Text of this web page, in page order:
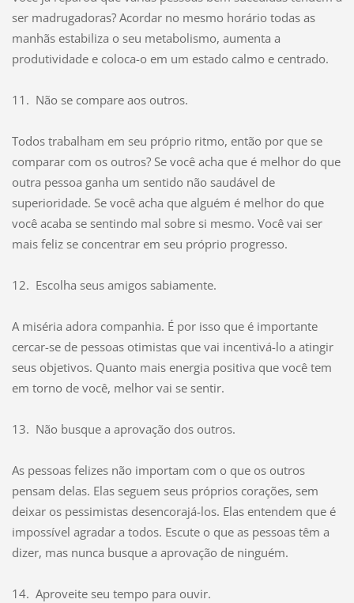
ser madrugadoras? Acordar no mesmo horário todas as
manhãs estabiliza o seu metabolismo, aumenta a
produtividade e coloca-o em um estado calmo e centrado.
11. Não se compare aos outros.
Todos trabalham em seu próprio ritmo, então por que se
comparar com os outros? Se você acha que é melhor do que
outra pessoa ganha um sentido não saudável de
superioridade. Se você acha que alguém é melhor do que
você acaba se sentindo mal sobre si mesmo. Você vai ser
mais feliz se concentrar em seu próprio progresso.
12. Escolha seus amigos sabiamente.
A miséria adora companhia. É por isso que é importante
cercar-se de pessoas otimistas que vai incentivá-lo a atingir
seus objetivos. Quanto mais energia positiva que você tem
em torno de você, melhor vai se sentir.
13. Não busque a aprovação dos outros.
As pessoas felizes não importam com o que os outros
pensam delas. Elas seguem seus próprios corações, sem
deixar os pessimistas desencorajá-los. Elas entendem que é
impossível agradar a todos. Escute o que as pessoas têm a
dizer, mas nunca busque a aprovação de ninguém.
14. Aproveite seu tempo para ouvir.